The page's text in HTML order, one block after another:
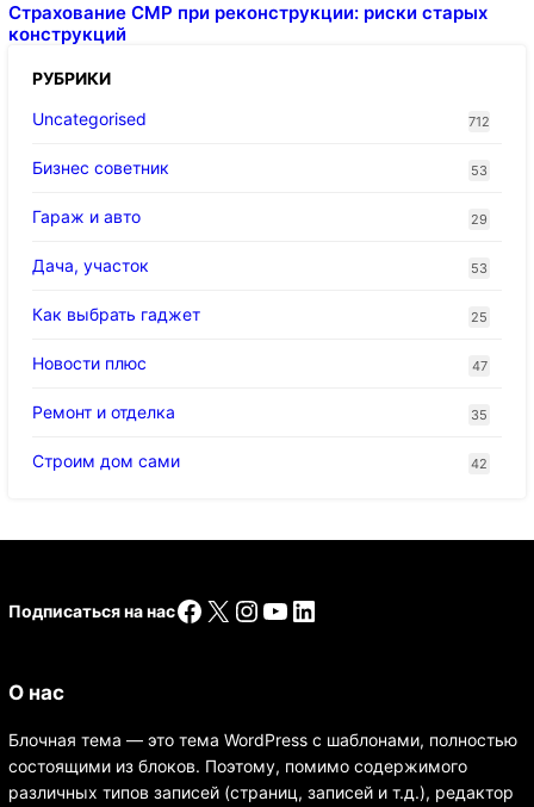
Страхование СМР при реконструкции: риски старых
конструкций
РУБРИКИ
Uncategorised
712
Бизнес советник 53
Гараж и авто 29
Дача, участок 53
Как выбрать гаджет 25
Новости плюс 47
Ремонт и отделка 35
Строим дом сами 42
Подписаться на насFacebook
X Instagram
YouTube
LinkedIn
О нас
Блочная тема — это тема WordPress с шаблонами, полностью
состоящими из блоков. Поэтому, помимо содержимого
различных типов записей (страниц, записей и т.д.), редактор